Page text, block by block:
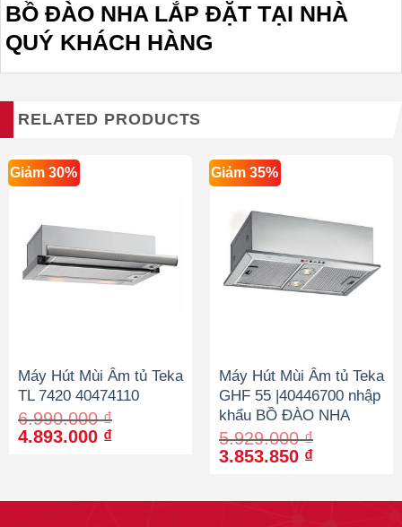
BỒ ĐÀO NHA LẮP ĐẶT TẠI NHÀ
QUÝ KHÁCH HÀNG
RELATED PRODUCTS
Giảm 30%
Máy Hút Mùi Âm tủ Teka
TL 7420 40474110
6.990.000₫
Original
4.893.000 ₫Current
Giảm 35%
Máy Hút Mùi Âm tủ Teka
GHF 55 |40446700 nhập
khẩu BỒ ĐÀO NHA
5.929.000₫
Original
3.853.850 ₫Current